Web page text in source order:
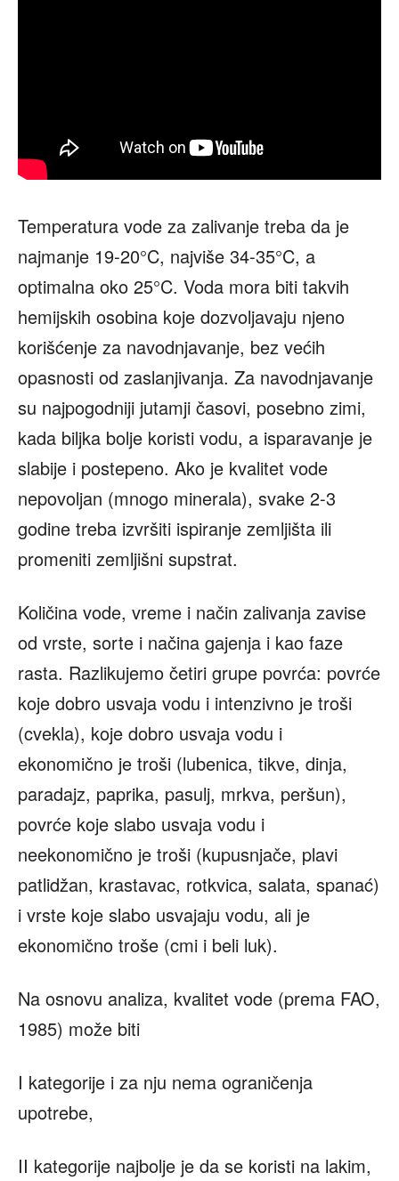
Temperatura vode za zalivanje treba da je
najmanje 19-20°C, najviše 34-35°C, a
optimalna oko 25°C. Voda mora biti takvih
hemijskih osobina koje dozvoljavaju njeno
korišćenje za navodnjavanje, bez većih
opasnosti od zaslanjivanja. Za navodnjavanje
su najpogodniji jutamji časovi, posebno zimi,
kada biljka bolje koristi vodu, a isparavanje je
slabije i postepeno. Ako je kvalitet vode
nepovoljan (mnogo minerala), svake 2-3
godine treba izvršiti ispiranje zemljišta ili
promeniti zemljišni supstrat.
Količina vode, vreme i način zalivanja zavise
od vrste, sorte i načina gajenja i kao faze
rasta. Razlikujemo četiri grupe povrća: povrće
koje dobro usvaja vodu i intenzivno je troši
(cvekla), koje dobro usvaja vodu i
ekonomično je troši (lubenica, tikve, dinja,
paradajz, paprika, pasulj, mrkva, peršun),
povrće koje slabo usvaja vodu i
neekonomično je troši (kupusnjače, plavi
patlidžan, krastavac, rotkvica, salata, spanać)
i vrste koje slabo usvajaju vodu, ali je
ekonomično troše (cmi i beli luk).
Na osnovu analiza, kvalitet vode (prema FAO,
1985) može biti
I kategorije i za nju nema ograničenja
upotrebe,
II kategorije najbolje je da se koristi na lakim,